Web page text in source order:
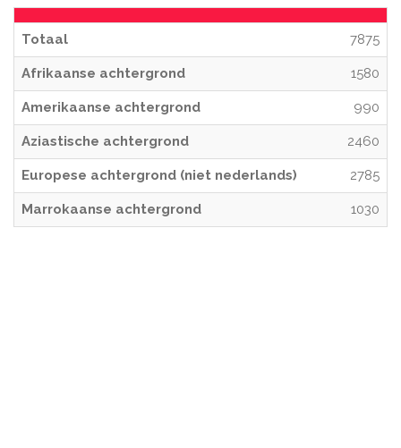
Totaal 7875
Afrikaanse achtergrond 1580
Amerikaanse achtergrond 990
Aziastische achtergrond 2460
Europese achtergrond (niet nederlands) 2785
Marrokaanse achtergrond 1030